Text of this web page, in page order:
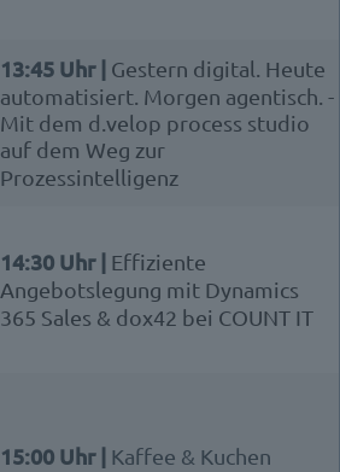
13:45 Uhr | Gestern digital. Heute
automatisiert. Morgen agentisch. -
Mit dem d.velop process studio
auf dem Weg zur
Prozessintelligenz
14:30 Uhr | Effiziente
Angebotslegung mit Dynamics
365 Sales & dox42 bei COUNT IT
15:00 Uhr | Kaffee & Kuchen